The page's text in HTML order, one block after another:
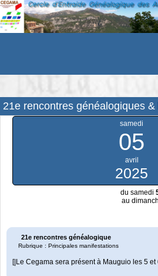
21e rencontres généalogiques
samedi
05
avril
2025
du samedi
au
21e rencontres généalogique
Rubrique : Principales manifestations
[|Le Cegama sera présent à Mauguio les 5 et